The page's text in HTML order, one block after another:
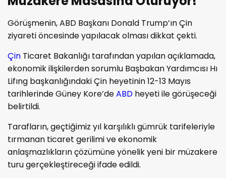
Görüşmenin, ABD Başkanı Donald Trump’ın Çin
ziyareti öncesinde yapılacak olması dikkat çekti.
Çin Ticaret Bakanlığı tarafından yapılan açıklamada,
ekonomik ilişkilerden sorumlu Başbakan Yardımcısı Hı
Lifıng başkanlığındaki Çin heyetinin 12-13 Mayıs
tarihlerinde Güney Kore’deABD heyeti ile görüşeceği
belirtildi.
Tarafların, geçtiğimiz yıl karşılıklı gümrük tarifeleriyle
tırmanan ticaret gerilimi ve ekonomik
anlaşmazlıkların çözümüne yönelik yeni bir müzakere
turu gerçekleştireceği ifade edildi.